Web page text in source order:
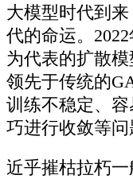
大模型时代到
代的命运。
为代表的扩散
领先于传统的
训练不稳定、
巧进行收敛等问
近乎摧枯拉朽